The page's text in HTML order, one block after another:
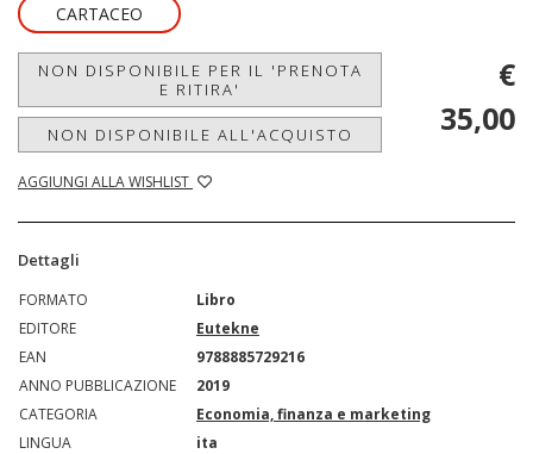
CARTACEO
NON DISPONIBILE PER IL 'PRENOTA
E RITIRA'
NON DISPONIBILE ALL'ACQUISTO
AGGIUNGI ALLA WISHLIST
€
35,00
Dettagli
FORMATO
Libro
EDITORE
Eutekne
EAN
9788885729216
ANNO PUBBLICAZIONE
2019
CATEGORIA
Economia, finanza e marketing
LINGUA
ita